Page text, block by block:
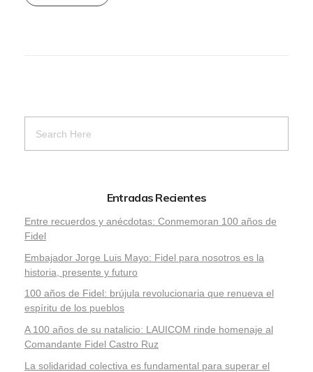
Entradas Recientes
Entre recuerdos y anécdotas: Conmemoran 100 años de
Fidel
Embajador Jorge Luis Mayo: Fidel para nosotros es la
historia, presente y futuro
100 años de Fidel: brújula revolucionaria que renueva el
espíritu de los pueblos
A 100 años de su natalicio: LAUICOM rinde homenaje al
Comandante Fidel Castro Ruz
La solidaridad colectiva es fundamental para superar el